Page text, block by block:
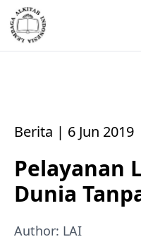
Berita | 6 Jun 2019
Pelayanan
Dunia
Author: LAI